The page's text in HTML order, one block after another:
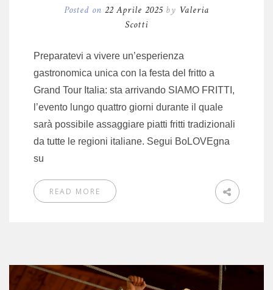
Posted on 22 Aprile 2025 by Valeria
Scotti
Preparatevi a vivere un’esperienza
gastronomica unica con la festa del fritto a
Grand Tour Italia: sta arrivando SIAMO FRITTI,
l’evento lungo quattro giorni durante il quale
sarà possibile assaggiare piatti fritti tradizionali
da tutte le regioni italiane. Segui BoLOVEgna
su
READ MORE